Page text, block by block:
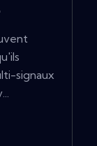
signaux